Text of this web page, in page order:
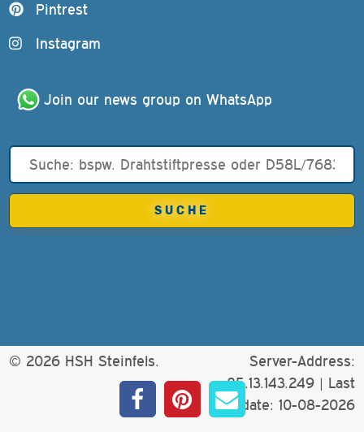
Pintrest
Instagram
Join our news group on WhatsApp
© 2026 HSH Steinfels.
Server-Address:
85.13.143.249 | Last
update: 10-08-2026